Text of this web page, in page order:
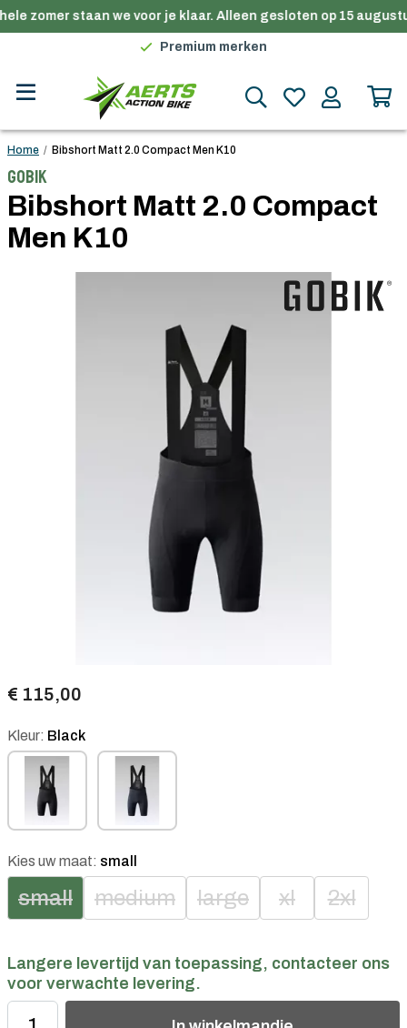
zomer staan we voor je klaar. Alleen gesloten op 15
Gratis verzending in België vanaf €100
Premium merken
Gratis verzending in België vanaf €100
Home / Bibshort Matt 2.0 Compact Men K10
Gobik
Bibshort Matt 2.0 Compact
Men K10
€ 115,00
Kleur: Black
Kies uw maat: small
small medium large xl 2xl
Langere levertijd van toepassing, contacteer ons
voor verwachte levering.